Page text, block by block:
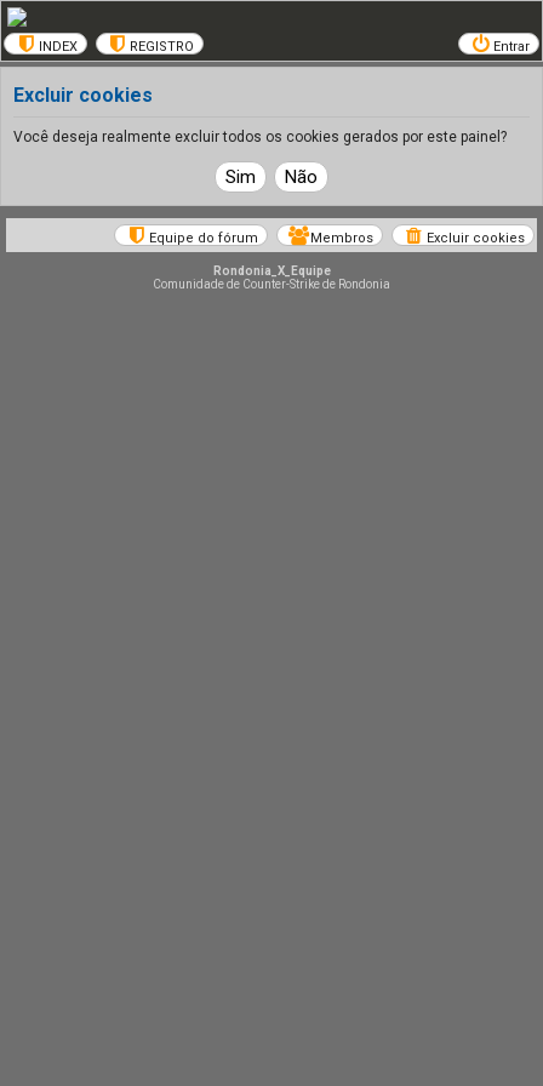
INDEX REGISTRO Entrar
Excluir cookies
Você deseja realmente excluir todos os cookies gerados por este painel?
Excluir cookies
Membros
Equipe do fórum
Rondonia_X_Equipe
Comunidade de Counter-Strike de Rondonia